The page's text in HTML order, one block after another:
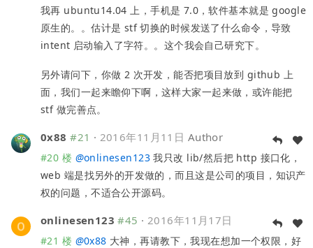
我再 ubuntu14.04 上，手机是 7.0，软件基本就是 google
原生的。。估计是 stf 切换的时候发送了什么命令，导致
intent 启动输入了字符。。这个我会自己研究下。
另外请问下，你做 2 次开发，能否把项目放到 github 上
面，我们一起来瞻仰下啊，这样大家一起来做，或许能把
stf 做完善点。
0x88 #21 · 2016年11月11日 Author
#20 楼 @onlinesen123 我只改 lib/然后把 http 接口化，
web 端是找另外的开发做的，而且这是公司的项目，知识产
权的问题，不适合公开源码。
onlinesen123 #45 · 2016年11月17日
#21 楼 @0x88 大神，再请教下，我现在想加一个权限，好